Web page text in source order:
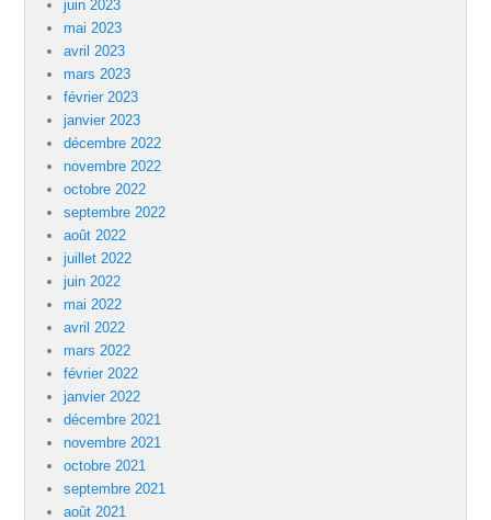
juin 2023
mai 2023
avril 2023
mars 2023
février 2023
janvier 2023
décembre 2022
novembre 2022
octobre 2022
septembre 2022
août 2022
juillet 2022
juin 2022
mai 2022
avril 2022
mars 2022
février 2022
janvier 2022
décembre 2021
novembre 2021
octobre 2021
septembre 2021
août 2021